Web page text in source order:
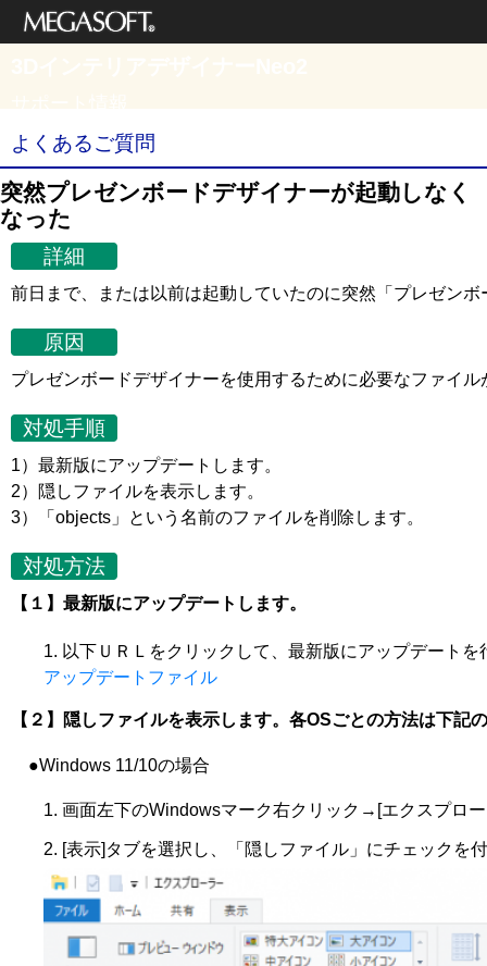
よくあるご質問
突然プレゼンボードデザイナーが起動しなく
なった
詳細
前日まで、または以前は起動していたのに突然「プレゼン
原因
プレゼンボードデザイナーを使用するために必要なファイル
対処手順
1）最新版にアップデートします。
2）隠しファイルを表示します。
3）「objects」という名前のファイルを削除します。
対処方法
【１】最新版にアップデートします。
以下ＵＲＬをクリックして、最新版にアップデートを
アップデートファイル
【２】隠しファイルを表示します。各OSごとの方法は下記
●Windows 11/10の場合
画面左下のWindowsマーク右クリック→[エクスプロ
[表示]タブを選択し、「隠しファイル」にチェックを